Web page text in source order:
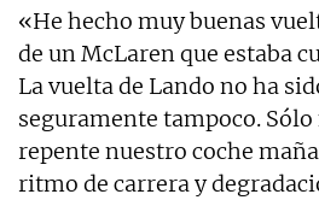
«He hecho muy buenas
de un McLaren que estaba
La vuelta de Lando no ha
seguramente tampoco. Sólo
repente nuestro coche
ritmo de carrera y